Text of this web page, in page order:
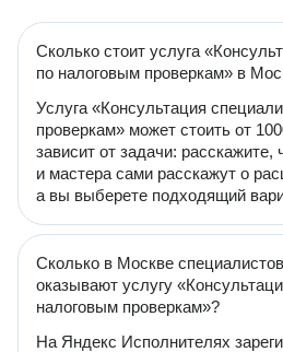
Сколько стоит услуга
по налоговым проверкам» в
Услуга «Консультация
проверкам» может стоить от
зависит от задачи: расскажите,
и мастера сами расскажут о
а вы выберете подходящий
Сколько в Москве
оказывают услугу
налоговым проверкам»?
На Яндекс Исполнителях